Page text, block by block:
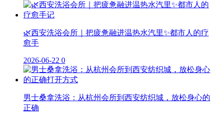
🌿西安洗浴会所｜把疲惫融进温热水汽里✨都市人的疗
愈手
2026-06-22 0
男士桑拿洗浴：从杭州会所到西安纺织城，放松身心的
正确